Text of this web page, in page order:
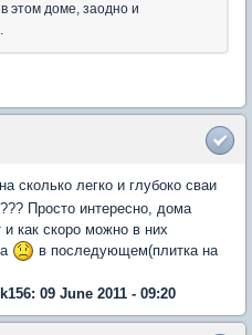
этом доме, заодно и
сколько легко и глубоко сваи
Просто интересно, дома
и как скоро можно в них
в последующем(плитка на
09 June 2011 - 09:20